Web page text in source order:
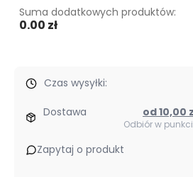
Suma dodatkowych produktów:
0.00 zł
Czas wysyłki:
Dostawa od 10,00
Odbiór w
Zapytaj o produkt